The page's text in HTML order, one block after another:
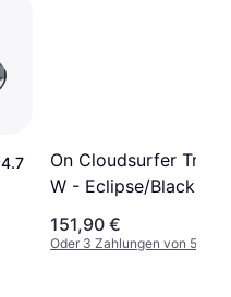
4.7
On Cloudsurfer Trail
W - Eclipse/Black
151,90 €
Oder 3 Zahlungen von 50,63